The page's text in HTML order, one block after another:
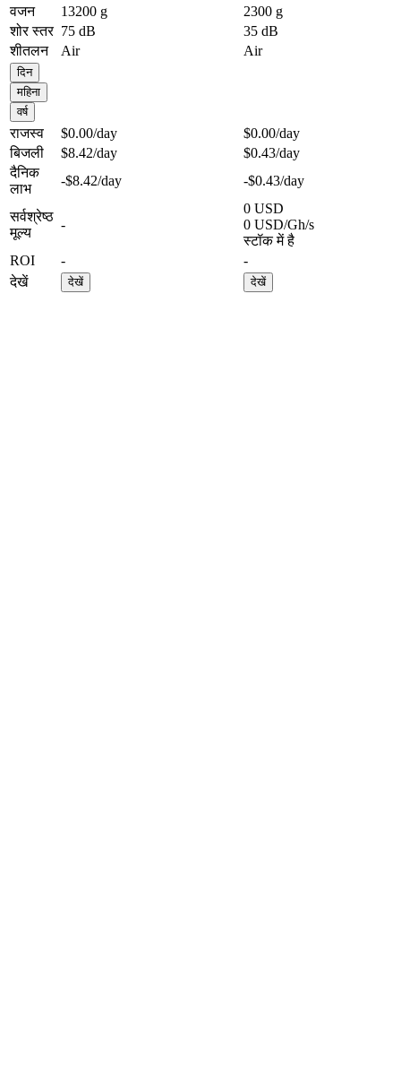
वजन
13200 g
2300 g
शोर स्तर 75 dB
35 dB
शीतलन
Air Air
दिन
महिना
वर्ष
राजस्व $0.00/day $0.00/day
बिजली
$8.42/day $0.43/day
दैनिक
लाभ
-$8.42/day -$0.43/day
सर्वश्रेष्ठ
मूल्य
-
0 USD
0 USD/Gh/s
स्टॉक में है
ROI
-
-
देखें
देखें देखें